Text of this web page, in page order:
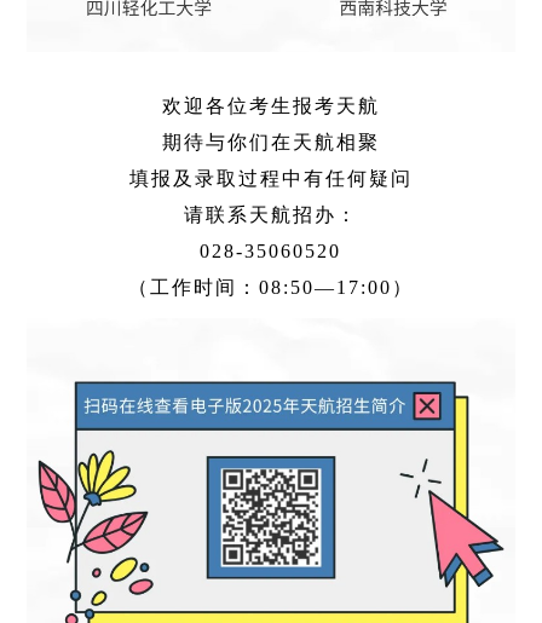
欢迎各位考生报考天航
期待与你们在天航相聚
填报及录取过程中有任何疑问
请联系天航招办：
028-35060520
（工作时间：08:50—17:00）